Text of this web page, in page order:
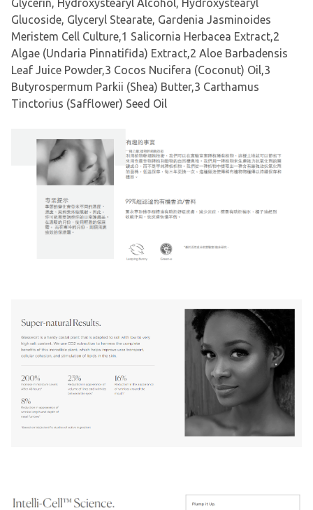
Glycerin, Hydroxystearyl Alcohol, Hydroxystearyl
Glucoside, Glyceryl Stearate, Gardenia Jasminoides
Meristem Cell Culture,1 Salicornia Herbacea Extract,2
Algae (Undaria Pinnatifida) Extract,2 Aloe Barbadensis
Leaf Juice Powder,3 Cocos Nucifera (Coconut) Oil,3
Butyrospermum Parkii (Shea) Butter,3 Carthamus
Tinctorius (Safflower) Seed Oil